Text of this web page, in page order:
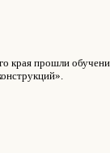
края прошли